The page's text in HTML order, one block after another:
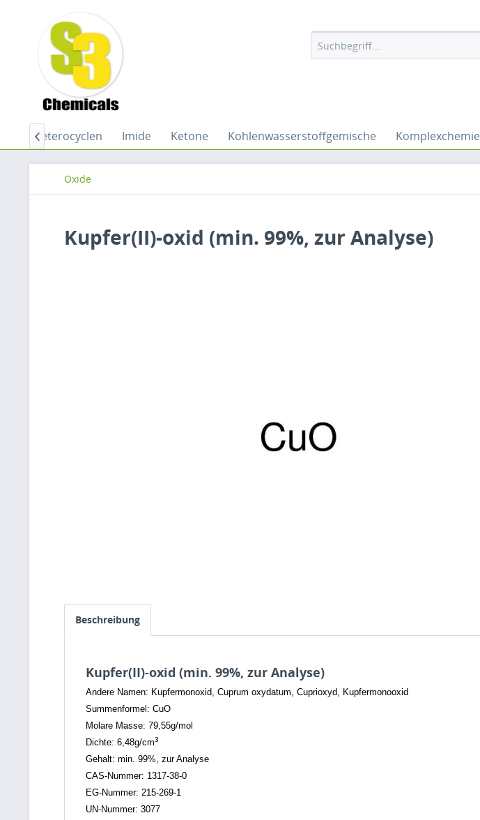
Heterocyclen Imide Ketone Kohlenwasserstoffgemische Komplexchemie

Oxide
Kupfer(II)-oxid (min. 99%, zur Analyse)
Beschreibung
Kupfer(II)-oxid (min. 99%, zur Analyse)
Andere Namen: Kupfermonoxid, Cuprum oxydatum, Cuprioxyd, Kupfermonooxid
Summenformel: CuO
Molare Masse: 79,55g/mol
Dichte: 6,48g/cm3
Gehalt: min. 99%, zur Analyse
CAS-Nummer: 1317-38-0
EG-Nummer: 215-269-1
UN-Nummer: 3077